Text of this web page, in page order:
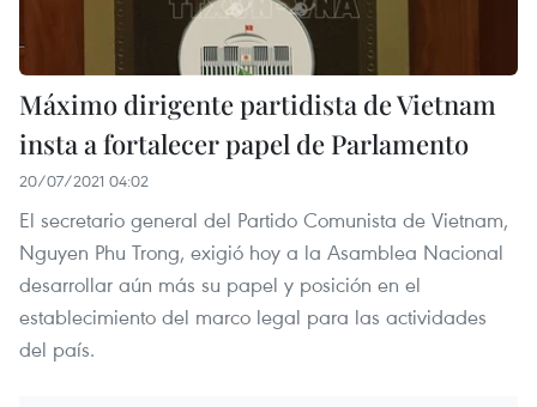
Máximo dirigente partidista de Vietnam
insta a fortalecer papel de Parlamento
20/07/2021 04:02
El secretario general del Partido Comunista de Vietnam,
Nguyen Phu Trong, exigió hoy a la Asamblea Nacional
desarrollar aún más su papel y posición en el
establecimiento del marco legal para las actividades
del país.